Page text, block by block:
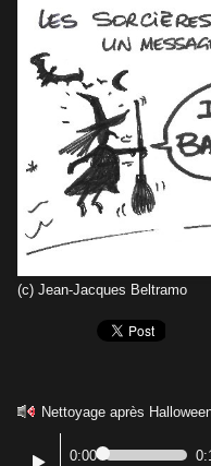
(c) Jean-Jacques Beltramo
Nettoyage après
0:00